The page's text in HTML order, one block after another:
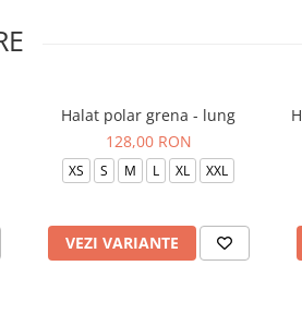
Halat polar grena - lung
128,00 RON
XS S M L XL XXL
VEZI VARIANTE